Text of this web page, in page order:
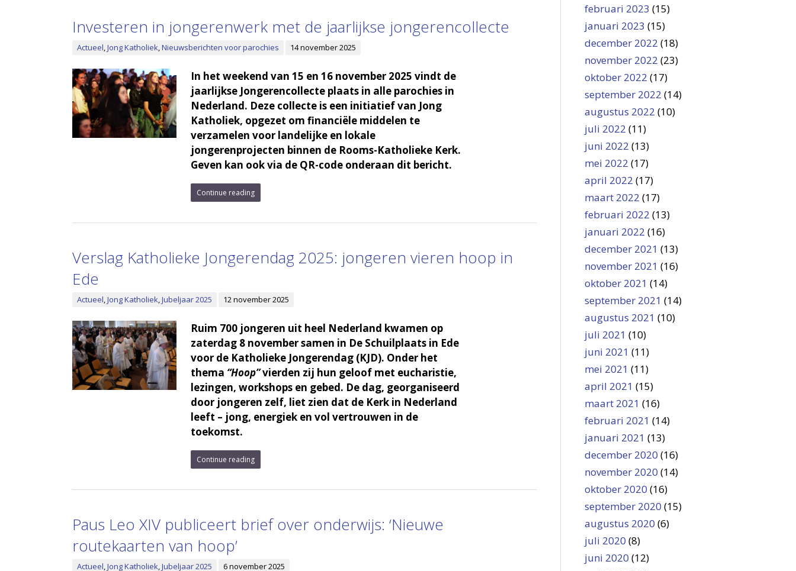
Investeren in jongerenwerk met de jaarlijkse jongerencollecte
Actueel,Jong Katholiek,Nieuwsberichten voor parochies 14 november 2025
In het weekend van 15 en 16 november 2025 vindt de
jaarlijkse Jongerencollecte plaats in alle parochies in
Nederland. Deze collecte is een initiatief van Jong
Katholiek, opgezet om financiële middelen te
verzamelen voor landelijke en lokale
jongerenprojecten binnen de Rooms-Katholieke Kerk.
Geven kan ook via de QR-code onderaan dit bericht.
Continue reading
Verslag Katholieke Jongerendag 2025: jongeren vieren hoop in
Ede
Actueel,Jong Katholiek,Jubeljaar 2025 12 november 2025
Ruim 700 jongeren uit heel Nederland kwamen op
zaterdag 8 november samen in De Schuilplaats in Ede
voor de Katholieke Jongerendag (KJD). Onder het
thema “Hoop”vierden zij hun geloof met eucharistie,
lezingen, workshops en gebed. De dag, georganiseerd
door jongeren zelf, liet zien dat de Kerk in Nederland
leeft – jong, energiek en vol vertrouwen in de
toekomst.
Continue reading
Paus Leo XIV publiceert brief over onderwijs: ‘Nieuwe
routekaarten van hoop’
Actueel,Jong Katholiek,Jubeljaar 2025 6 november 2025
februari 2023 (15)
januari 2023 (15)
december 2022 (18)
november 2022 (23)
oktober 2022 (17)
september 2022 (14)
augustus 2022 (10)
juli 2022 (11)
juni 2022 (13)
mei 2022 (17)
april 2022 (17)
maart 2022 (17)
februari 2022 (13)
januari 2022 (16)
december 2021 (13)
november 2021 (16)
oktober 2021 (14)
september 2021 (14)
augustus 2021 (10)
juli 2021 (10)
juni 2021 (11)
mei 2021 (11)
april 2021 (15)
maart 2021 (16)
februari 2021 (14)
januari 2021 (13)
december 2020 (16)
november 2020 (14)
oktober 2020 (16)
september 2020 (15)
augustus 2020 (6)
juli 2020 (8)
juni 2020 (12)